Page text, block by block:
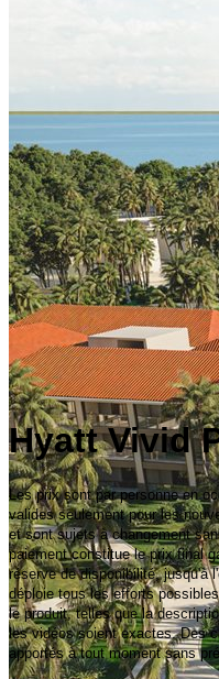
Hyatt Vivid
Les prix sont par personne en
valides seulement pour les
et sont sujets à changement
paiement constitue le prix final
réserve de disponibilité, jusqu'à
déploie tous les efforts
le produit, telles que la
les vidéos soient exactes. Des
apportés à tout moment sans